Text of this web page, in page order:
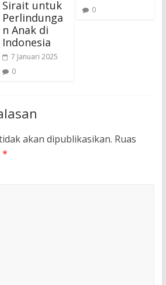
Sirait untuk
Perlindunga
n Anak di
Indonesia
7 Januari 2025
0
0
akan dipublikasikan. Ruas
*